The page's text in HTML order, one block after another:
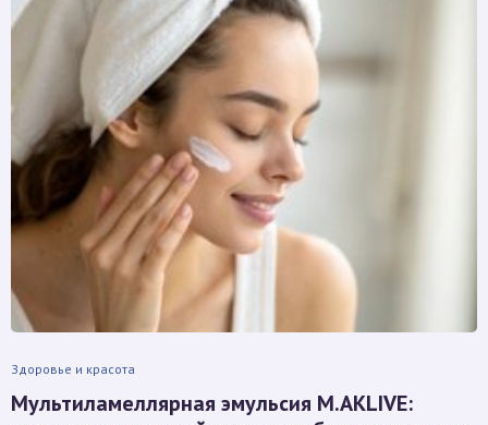
Здоровье и красота
Мультиламеллярная эмульсия M.AKLIVE: